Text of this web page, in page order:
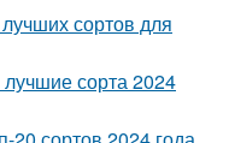
сортов для
лучшие сорта 2024